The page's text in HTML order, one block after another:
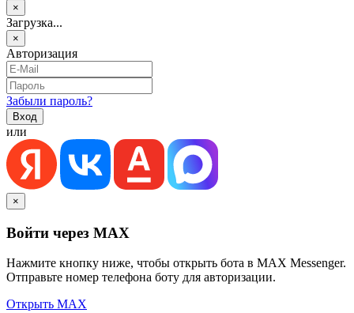
×
Загрузка...
×
Авторизация
Забыли пароль?
или
×
Войти через MAX
Нажмите кнопку ниже, чтобы открыть бота в MAX Messenger.
Отправьте номер телефона боту для авторизации.
Открыть MAX